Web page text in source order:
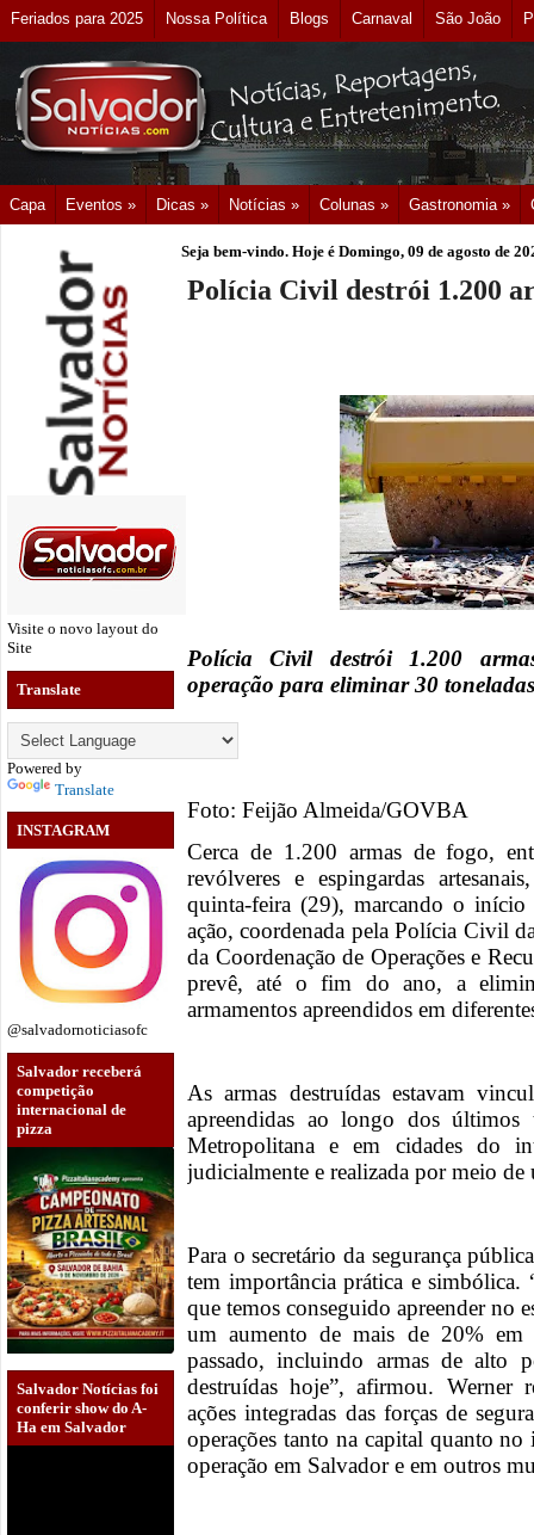
Feriados para 2025 Nossa Política Blogs Carnaval São João
Capa Eventos » Dicas » Notícias » Colunas » Gastronomia »
Visite o novo layout do
Site
Translate
Powered by
Translate
INSTAGRAM
@salvadornoticiasofc
Salvador receberá
competição
internacional de
pizza
Salvador Notícias foi
conferir show do A-
Ha em Salvador
Seja bem-vindo. Hoje é Domingo, 09 de agosto de
Polícia Civil destrói 1.200
Polícia Civil destrói 1.200
operação para eliminar 30
Foto: Feijão Almeida/GOVBA
Cerca de 1.200 armas de fogo,
revólveres e espingardas
quinta-feira (29), marcando o
ação, coordenada pela Polícia Civil
da Coordenação de Operações e
prevê, até o fim do ano, a
armamentos apreendidos em
As armas destruídas estavam
apreendidas ao longo dos
Metropolitana e em cidades do
judicialmente e realizada por meio
Para o secretário da segurança
tem importância prática e simbólica.
que temos conseguido apreender no
um aumento de mais de 20% em
passado, incluindo armas de alto
destruídas hoje”, afirmou. Werner
ações integradas das forças de
operações tanto na capital quanto
operação em Salvador e em outros